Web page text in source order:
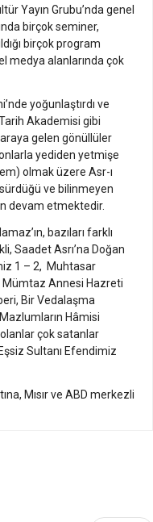
Yayın Grubu’nda genel
birçok seminer,
birçok program
medya alanlarında çok
yoğunlaştırdı ve
Akademisi gibi
gelen gönüllüler
yediden yetmişe
olmak üzere Asr-ı
sürdüğü ve bilinmeyen
devam etmektedir.
bazıları farklı
Saadet Asrı’na Doğan
1 – 2, Muhtasar
Mümtaz Annesi Hazreti
Bir Vedalaşma
Hâmisi
çok satanlar
Sultanı Efendimiz
Mısır ve ABD merkezli